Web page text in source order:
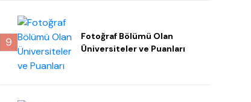
9
Fotoğraf Bölümü Olan
Üniversiteler ve Puanları